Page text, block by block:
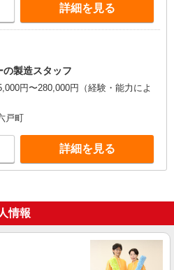
詳細を見る
の製造スタッフ
円〜280,000円（経験・能力によ
戸町
詳細を見る
情報